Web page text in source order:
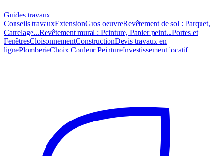
Guides travaux
Conseils travauxExtensionGros oeuvreRevêtement de sol : Parquet,
Carrelage...Revêtement mural : Peinture, Papier peint...Portes et
FenêtresCloisonnementConstructionDevis travaux en
lignePlomberieChoix Couleur PeintureInvestissement locatif